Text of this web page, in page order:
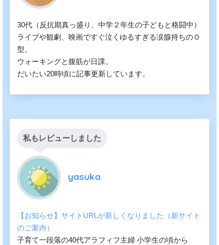
30代（反抗期真っ盛り、中学２年生の子どもと格闘中）
ライブや観劇、映画ですぐ泣くゆるすぎる涙腺持ちのＯ
型。
ウォーキングと腹筋が日課。
だいたい20時頃に記事更新しています。
私もレビューしました
yasuka
【お知らせ】サイトURLが新しくなりました（新サイト
のご案内）
子育て一段落の40代アラフィフ主婦 小学生の頃から